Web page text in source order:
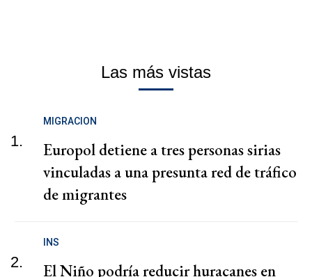
Las más vistas
1.
MIGRACION
Europol detiene a tres personas sirias
vinculadas a una presunta red de tráfico
de migrantes
2.
INS
El Niño podría reducir huracanes en